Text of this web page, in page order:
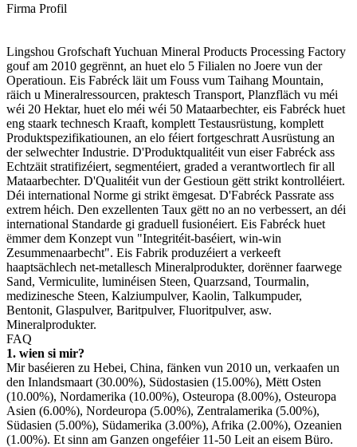
Firma Profil
Lingshou Grofschaft Yuchuan Mineral Products Processing Factory
gouf am 2010 gegrënnt, an huet elo 5 Filialen no Joere vun der
Operatioun. Eis Fabréck läit um Fouss vum Taihang Mountain,
räich u Mineralressourcen, praktesch Transport, Planzfläch vu méi
wéi 20 Hektar, huet elo méi wéi 50 Mataarbechter, eis Fabréck huet
eng staark technesch Kraaft, komplett Testausrüstung, komplett
Produktspezifikatiounen, an elo féiert fortgeschratt Ausrüstung an
der selwechter Industrie. D'Produktqualitéit vun eiser Fabréck ass
Echtzäit stratifizéiert, segmentéiert, graded a verantwortlech fir all
Mataarbechter. D'Qualitéit vun der Gestioun gëtt strikt kontrolléiert.
Déi international Norme gi strikt ëmgesat. D'Fabréck Passrate ass
extrem héich. Den exzellenten Taux gëtt no an no verbessert, an déi
international Standarde gi graduell fusionéiert. Eis Fabréck huet
ëmmer dem Konzept vun "Integritéit-baséiert, win-win
Zesummenaarbecht". Eis Fabrik produzéiert a verkeeft
haaptsächlech net-metallesch Mineralprodukter, dorënner faarwege
Sand, Vermiculite, luminéisen Steen, Quarzsand, Tourmalin,
medizinesche Steen, Kalziumpulver, Kaolin, Talkumpuder,
Bentonit, Glaspulver, Baritpulver, Fluoritpulver, asw.
Mineralprodukter.
FAQ
1. wien si mir?
Mir baséieren zu Hebei, China, fänken vun 2010 un, verkaafen un
den Inlandsmaart (30.00%), Südostasien (15.00%), Mëtt Osten
(10.00%), Nordamerika (10.00%), Osteuropa (8.00%), Osteuropa
Asien (6.00%), Nordeuropa (5.00%), Zentralamerika (5.00%),
Südasien (5.00%), Südamerika (3.00%), Afrika (2.00%), Ozeanien
(1.00%). Et sinn am Ganzen ongeféier 11-50 Leit an eisem Büro.